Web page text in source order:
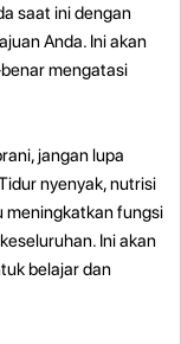
saat ini dengan
Anda. Ini akan
mengatasi
jangan lupa
nyenyak, nutrisi
meningkatkan fungsi
Ini akan
belajar dan